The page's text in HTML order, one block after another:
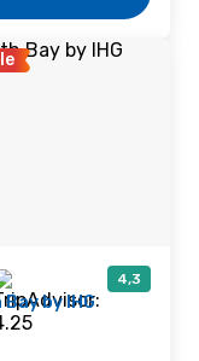
4,3
by IHG